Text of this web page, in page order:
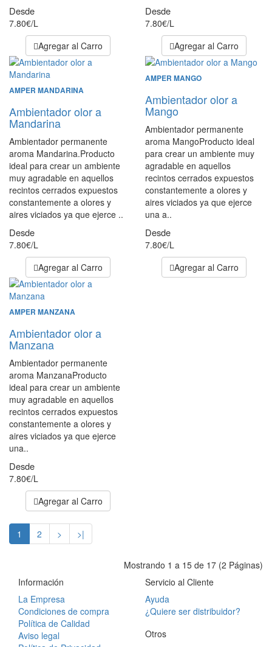
Desde
7.80€/L
Agregar al Carro
Desde
7.80€/L
Agregar al Carro
AMPER MANDARINA
Ambientador olor a
Mandarina
Ambientador permanente
aroma Mandarina.Producto
ideal para crear un ambiente
muy agradable en aquellos
recintos cerrados expuestos
constantemente a olores y
aires viciados ya que ejerce ..
Desde
7.80€/L
Agregar al Carro
AMPER MANGO
Ambientador olor a
Mango
Ambientador permanente
aroma MangoProducto ideal
para crear un ambiente muy
agradable en aquellos
recintos cerrados expuestos
constantemente a olores y
aires viciados ya que ejerce
una a..
Desde
7.80€/L
Agregar al Carro
AMPER MANZANA
Ambientador olor a
Manzana
Ambientador permanente
aroma ManzanaProducto
ideal para crear un ambiente
muy agradable en aquellos
recintos cerrados expuestos
constantemente a olores y
aires viciados ya que ejerce
una..
Desde
7.80€/L
Agregar al Carro
1 2 > >|
Mostrando 1 a 15 de 17 (2 Páginas)
Información
La Empresa
Condiciones de compra
Política de Calidad
Aviso legal
Servicio al Cliente
Ayuda
¿Quiere ser distribuidor?
Otros